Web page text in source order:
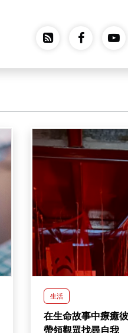
生活
在生命故事中療癒
帶領觀眾找尋自我